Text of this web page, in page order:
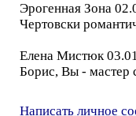
Эрогенная Зона
Чертовски
Елена Мистюк
Борис, Вы - мастер
Написать личное